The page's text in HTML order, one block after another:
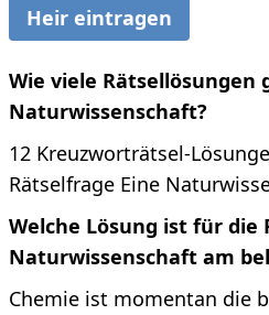
Heir eintragen
Wie viele Rätsellösungen
Naturwissenschaft?
12 Kreuzworträtsel-
Rätselfrage Eine
Welche Lösung ist für die
Naturwissenschaft am
Chemie ist momentan die